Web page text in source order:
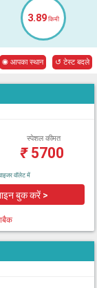
3.89किमी
◉ आपका स्थान ↺ टेस्ट बदले
स्पेशल कीमत
₹5700
वॉलेट में
बुक करें >